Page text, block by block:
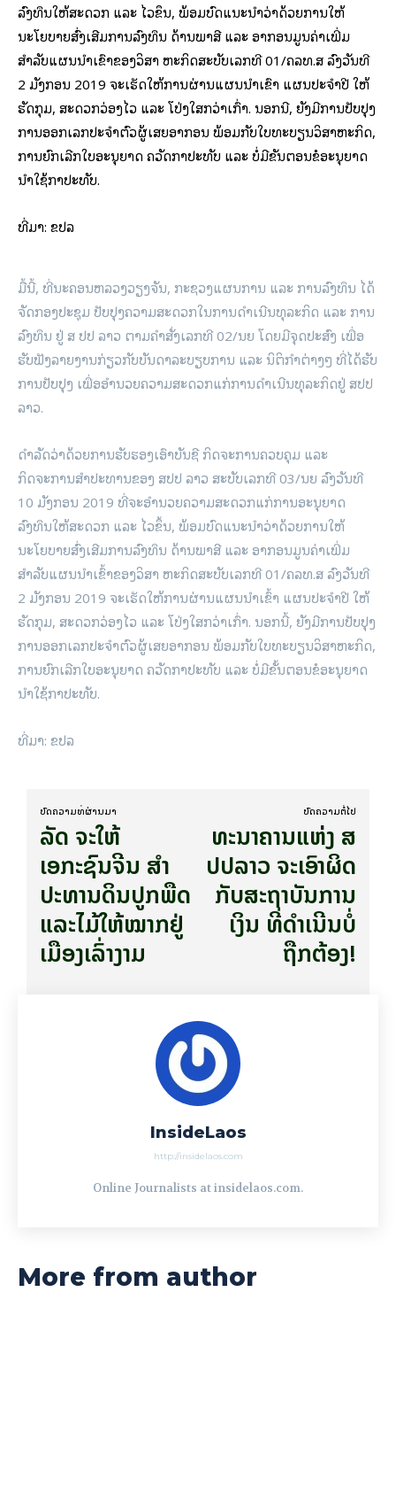
ລົງທຶນໃຫ້ສະດວກ ແລະ ໄວຂຶ້ນ, ພ້ອມບົດແນະນຳວ່າດ້ວຍການໃຫ້
ນະໂຍບາຍສົ່ງເສີມການລົງທຶນ ດ້ານພາສີ ແລະ ອາກອນມູນຄ່າເພີ່ມ
ສຳລັບແຜນນຳເຂົ້າຂອງວິສາ ຫະກິດສະບັບເລກທີ 01/ຄລທ.ສ ລົງວັນທີ
2 ມັງກອນ 2019 ຈະເຮັດໃຫ້ການຜ່ານແຜນນຳເຂົ້າ ແຜນປະຈຳປີ ໃຫ້
ຮັດກຸມ, ສະດວກວ່ອງໄວ ແລະ ໂປ່ງໃສກວ່າເກົ່າ. ນອກນີ້, ຍັງມີການປັບປຸງ
ການອອກເລກປະຈຳຕົວຜູ້ເສຍອາກອນ ພ້ອມກັບໃບທະບຽນວິສາຫະກິດ,
ການຍົກເລີກໃບອະນຸຍາດ ຄວັດກາປະທັບ ແລະ ບໍ່ມີຂັ້ນຕອນຂໍອະນຸຍາດ
ນຳໃຊ້ກາປະທັບ.
ທີ່​ມາ: ຂ​ປ​ລ
ມື້ນີ້, ທີ່ນະຄອນຫລວງວຽງຈັນ, ກະຊວງແຜນການ ແລະ ການລົງທຶນ ໄດ້
ຈັດກອງປະຊຸມ ປັບປຸງຄວາມສະດວກໃນການດຳເນີນທຸລະກິດ ແລະ ການ
ລົງທຶນ ຢູ່ ສ ປປ ລາວ ຕາມຄຳສັ່ງເລກທີ 02/ນຍ ໂດຍມີຈຸດປະສົງ ເພື່ອ
ຮັບຟັງລາຍງານກ່ຽວກັບບັນດາລະບຽບການ ແລະ ນິຕິກຳຕ່າງໆ ທີ່ໄດ້ຮັບ
ການປັບປຸງ ເພື່ອອຳນວຍຄວາມສະດວກແກ່ການດຳເນີນທຸລະກິດຢູ່ ສປປ
ລາວ.
ດຳລັດວ່າດ້ວຍການຮັບຮອງເອົາບັນຊີ ກິດຈະການຄວບຄຸມ ແລະ
ກິດຈະການສຳປະທານຂອງ ສປປ ລາວ ສະບັບເລກທີ 03/ນຍ ລົງວັນທີ
10 ມັງກອນ 2019 ທີ່ຈະອຳນວຍຄວາມສະດວກແກ່ການອະນຸຍາດ
ລົງທຶນໃຫ້ສະດວກ ແລະ ໄວຂຶ້ນ, ພ້ອມບົດແນະນຳວ່າດ້ວຍການໃຫ້
ນະໂຍບາຍສົ່ງເສີມການລົງທຶນ ດ້ານພາສີ ແລະ ອາກອນມູນຄ່າເພີ່ມ
ສຳລັບແຜນນຳເຂົ້າຂອງວິສາ ຫະກິດສະບັບເລກທີ 01/ຄລທ.ສ ລົງວັນທີ
2 ມັງກອນ 2019 ຈະເຮັດໃຫ້ການຜ່ານແຜນນຳເຂົ້າ ແຜນປະຈຳປີ ໃຫ້
ຮັດກຸມ, ສະດວກວ່ອງໄວ ແລະ ໂປ່ງໃສກວ່າເກົ່າ. ນອກນີ້, ຍັງມີການປັບປຸງ
ການອອກເລກປະຈຳຕົວຜູ້ເສຍອາກອນ ພ້ອມກັບໃບທະບຽນວິສາຫະກິດ,
ການຍົກເລີກໃບອະນຸຍາດ ຄວັດກາປະທັບ ແລະ ບໍ່ມີຂັ້ນຕອນຂໍອະນຸຍາດ
ນຳໃຊ້ກາປະທັບ.
ທີ່​ມາ: ຂ​ປ​ລ
ບົດ​ຄວາມ​ທີ່​ຜ່ານ​ມາ
​ລັດ ຈະ​ໃຫ້
ເອກະຊົນ​ຈີນ ສຳ
ປະທານດິນປູກພືດ
ແລະໄມ້ໃຫ້ໝາກຢູ່
ເມືອງເລົ່າງາມ
ບົດ​ຄວາມ​ຕໍ່​ໄປ
ທະ​ນາ​ຄານ​ແຫ່ງ ສ​
ປ​ປ​ລາວ ຈະ​ເອົາ​ຜິດ​
ກັບ​ສະ​ຖາ​ບັນ​ການ​
ເງິນ​ ທີ່​ດຳ​ເນີນບໍ່​
ຖືກ​ຕ້ອງ!
InsideLaos
http://insidelaos.com
Online Journalists at insidelaos.com.
More from author